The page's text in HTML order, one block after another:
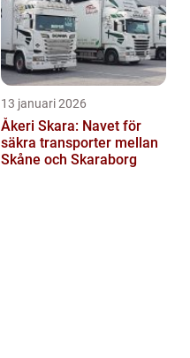
13 januari 2026
Åkeri Skara: Navet för
säkra transporter mellan
Skåne och Skaraborg